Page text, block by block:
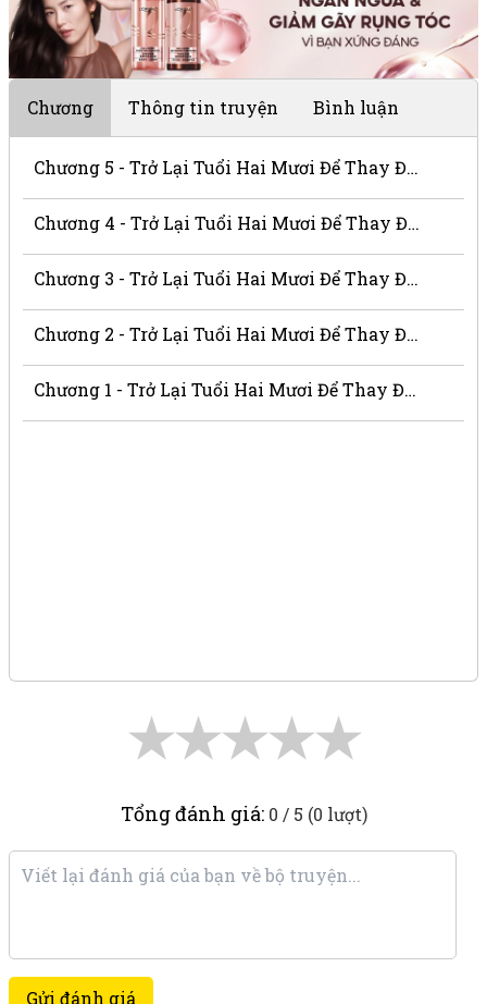
Chương Thông tin truyện Bình luận
Chương 5 - Trở Lại Tuổi Hai Mươi Để Thay Đổi Vận Mệnh
Chương 4 - Trở Lại Tuổi Hai Mươi Để Thay Đổi Vận Mệnh
Chương 3 - Trở Lại Tuổi Hai Mươi Để Thay Đổi Vận Mệnh
Chương 2 - Trở Lại Tuổi Hai Mươi Để Thay Đổi Vận Mệnh
Chương 1 - Trở Lại Tuổi Hai Mươi Để Thay Đổi Vận Mệnh
★
★
★
★
★
Tổng đánh giá: 0 / 5 (0 lượt)
Gửi đánh giá